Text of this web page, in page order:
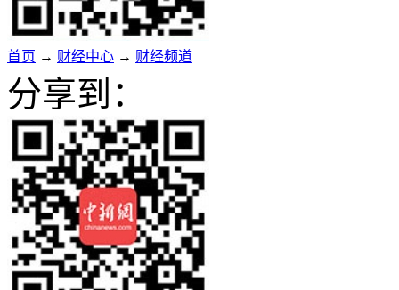
首页 → 财经中心 → 财经频道
分享到：